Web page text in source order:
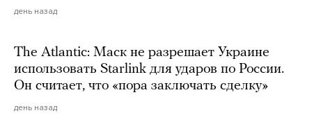
день назад
The Atlantic: Маск не разрешает Украине
использовать Starlink для ударов по России.
Он считает, что «пора заключать сделку»
день назад